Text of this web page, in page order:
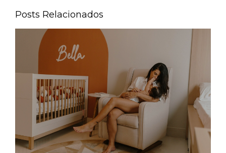
Posts Relacionados